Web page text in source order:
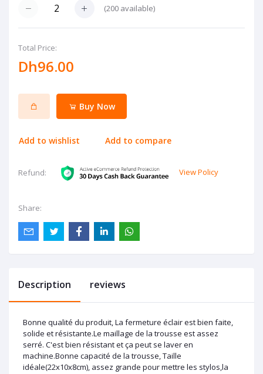
(200 available)
Total Price:
Dh96.00
Buy Now
Add to wishlist Add to compare
Refund: View Policy
Share:
Description reviews
Bonne qualité du produit, La fermeture éclair est bien faite,
solide et résistante.Le maillage de la trousse est assez
serré. C'est bien résistant et ça peut se laver en
machine.Bonne capacité de la trousse, Taille
idéale(22x10x8cm), assez grande pour mettre les stylos,la